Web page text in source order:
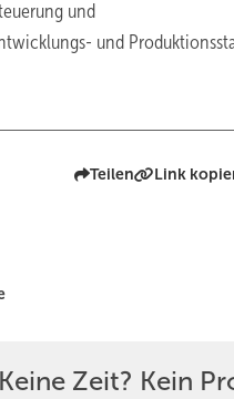
und
und
Teilen Link
Keine Zeit? Kein